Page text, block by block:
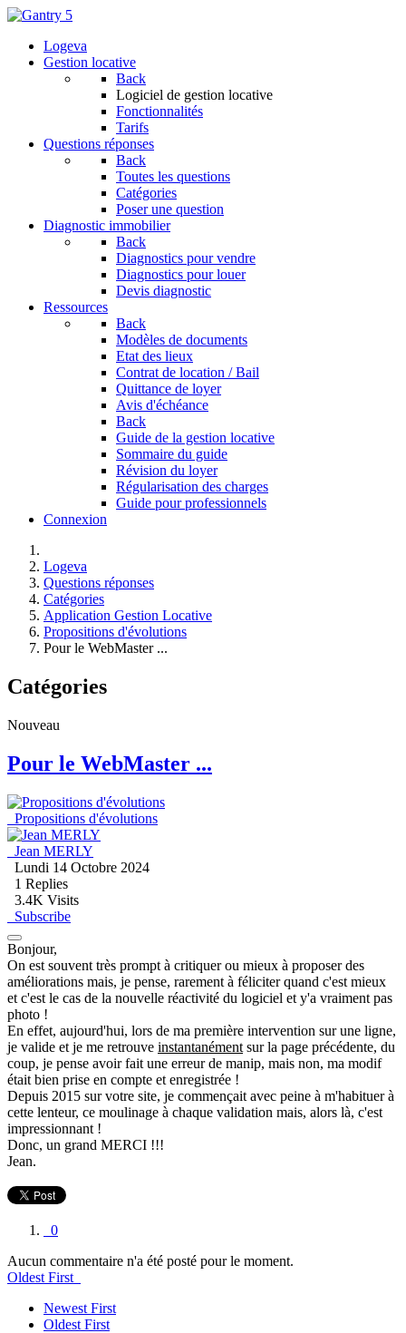
Logeva
Gestion locative
Back
Logiciel de gestion locative
Fonctionnalités
Tarifs
Questions réponses
Back
Toutes les questions
Catégories
Poser une question
Diagnostic immobilier
Back
Diagnostics pour vendre
Diagnostics pour louer
Devis diagnostic
Ressources
Back
Modèles de documents
Etat des lieux
Contrat de location / Bail
Quittance de loyer
Avis d'échéance
Back
Guide de la gestion locative
Sommaire du guide
Révision du loyer
Régularisation des charges
Guide pour professionnels
Connexion
Logeva
Questions réponses
Catégories
Application Gestion Locative
Propositions d'évolutions
Pour le WebMaster ...
Catégories
Nouveau
Pour le WebMaster ...
Propositions d'évolutions
Jean MERLY
Lundi 14 Octobre 2024
1 Replies
3.4K Visits
Subscribe
Bonjour,
On est souvent très prompt à critiquer ou mieux à proposer des
améliorations mais, je pense, rarement à féliciter quand c'est mieux
et c'est le cas de la nouvelle réactivité du logiciel et y'a vraiment pas
photo !
En effet, aujourd'hui, lors de ma première intervention sur une ligne,
je valide et je me retrouve instantanément sur la page précédente, du
coup, je pense avoir fait une erreur de manip, mais non, ma modif
était bien prise en compte et enregistrée !
Depuis 2015 sur votre site, je commençait avec peine à m'habituer à
cette lenteur, ce moulinage à chaque validation mais, alors là, c'est
impressionnant !
Donc, un grand MERCI !!!
Jean.
0
Aucun commentaire n'a été posté pour le moment.
Oldest First
Newest First
Oldest First